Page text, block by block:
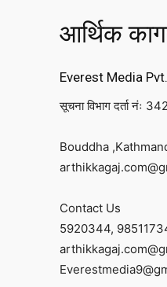
आर्थिक
Everest Media
सूचना विभाग दर्ता नंः
Bouddha
Contact
5920344,